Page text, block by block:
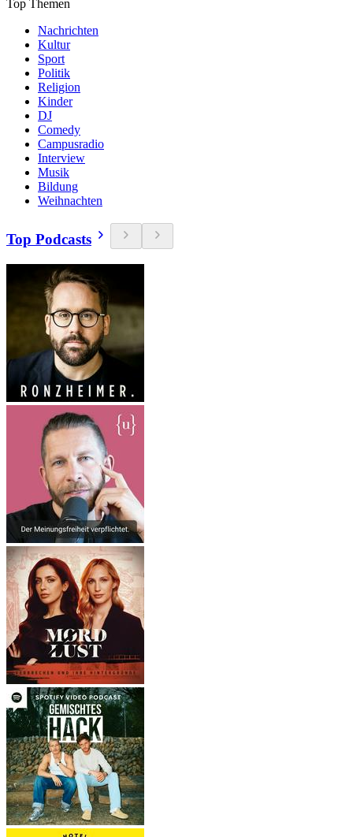
Top Themen
Nachrichten
Kultur
Sport
Politik
Religion
Kinder
DJ
Comedy
Campusradio
Interview
Musik
Bildung
Weihnachten
Top Podcasts